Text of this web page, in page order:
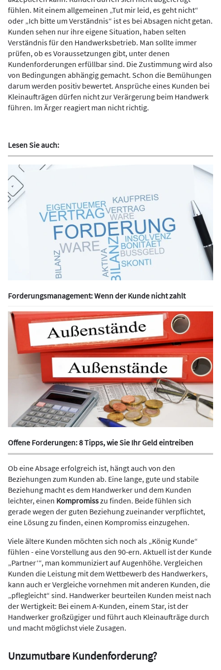
fühlen. Mit einem allgemeinen „Tut mir leid, es geht nicht“
oder „Ich bitte um Verständnis“ ist es bei Absagen nicht getan.
Kunden sehen nur ihre eigene Situation, haben selten
Verständnis für den Handwerksbetrieb. Man sollte immer
prüfen, ob es Voraussetzungen gibt, unter denen
Kundenforderungen erfüllbar sind. Die Zustimmung wird also
von Bedingungen abhängig gemacht. Schon die Bemühungen
darum werden positiv bewertet. Ansprüche eines Kunden bei
Kleinaufträgen dürfen nicht zur Verärgerung beim Handwerk
führen. Im Ärger reagiert man nicht richtig.
Lesen Sie auch:
Forderungsmanagement: Wenn der Kunde nicht zahlt
Offene Forderungen: 8 Tipps, wie Sie Ihr Geld eintreiben
Ob eine Absage erfolgreich ist, hängt auch von den
Beziehungen zum Kunden ab. Eine lange, gute und stabile
Beziehung macht es dem Handwerker und dem Kunden
leichter, einen Kompromisszu finden. Beide fühlen sich
gerade wegen der guten Beziehung zueinander verpflichtet,
eine Lösung zu finden, einen Kompromiss einzugehen.
Viele ältere Kunden möchten sich noch als „König Kunde“
fühlen - eine Vorstellung aus den 90-ern. Aktuell ist der Kunde
„Partner‘“, man kommuniziert auf Augenhöhe. Vergleichen
Kunden die Leistung mit dem Wettbewerb des Handwerkers,
kann auch er Vergleiche vornehmen mit anderen Kunden, die
„pflegleicht“ sind. Handwerker beurteilen Kunden meist nach
der Wertigkeit: Bei einem A-Kunden, einem Star, ist der
Handwerker großzügiger und führt auch Kleinaufträge durch
und macht möglichst viele Zusagen.
Unzumutbare Kundenforderung?